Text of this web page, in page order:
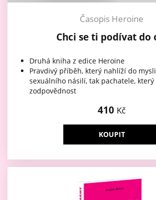
Časopis Heroine
Chci se ti podívat do
Druhá kniha z edice Heroine
Pravdivý příběh, který nahlíží do
sexuálního násilí, tak pachatele,
zodpovědnost
410 Kč
KOUPIT